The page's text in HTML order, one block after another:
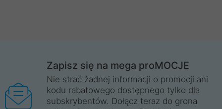
Zapisz się na mega proMOCJE
Nie strać żadnej informacji o promocji ani
kodu rabatowego dostępnego tylko dla
subskrybentów. Dołącz teraz do grona